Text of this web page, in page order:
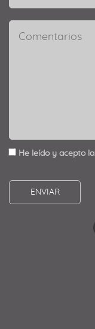
He leído y acepto la